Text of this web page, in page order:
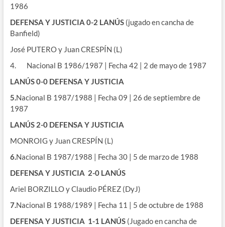
1986
DEFENSA Y JUSTICIA 0-2 LANÚS(jugado en cancha de
Banfield)
José PUTERO y Juan CRESPÍN (L)
4. Nacional B 1986/1987 | Fecha 42 | 2 de mayo de 1987
LANÚS 0-0 DEFENSA Y JUSTICIA
5.Nacional B 1987/1988 | Fecha 09 | 26 de septiembre de
1987
LANÚS 2-0 DEFENSA Y JUSTICIA
MONROIG y Juan CRESPÍN (L)
6.Nacional B 1987/1988 | Fecha 30 | 5 de marzo de 1988
DEFENSA Y JUSTICIA 2-0 LANÚS
Ariel BORZILLO y Claudio PÉREZ (DyJ)
7.Nacional B 1988/1989 | Fecha 11 | 5 de octubre de 1988
DEFENSA Y JUSTICIA 1-1 LANÚS (Jugado en cancha de